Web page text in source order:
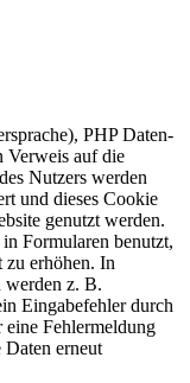
PHP Daten-
Verweis auf die
Nutzers werden
und dieses Cookie
genutzt werden.
Formularen benutzt,
erhöhen. In
werden z. B.
Eingabefehler durch
Fehlermeldung
Daten erneut